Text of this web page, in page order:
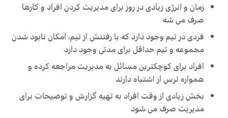
زمان و انرژی زیادی در روز برای مدیریت کردن افراد و کارها
صرف می شه
فردی در تیم وجود دارد که با رفتنش از تیم، امکان نابود شدن
مجموعه و تیم حداقل برای مدتی وجود دارد
افراد برای کوچکترین مسائل به مدیریت مراجعه کرده و
همواره ترس از اشتباه دارند
بخش زیادی از وقت افراد به تهیه گزارش و توضیحات برای
مدیریت صرف می شود